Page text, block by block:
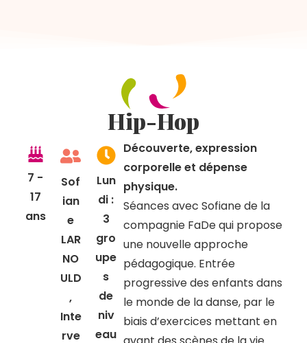
Hip-Hop
7 -
17
ans
Sof
ian
e
LAR
NO
ULD
,
Inte
rve
Lun
di :
3
gro
upe
s
de
niv
eau
Découverte, expression
corporelle et dépense
physique.
Séances avec Sofiane de la
compagnie FaDe qui propose
une nouvelle approche
pédagogique. Entrée
progressive des enfants dans
le monde de la danse, par le
biais d’exercices mettant en